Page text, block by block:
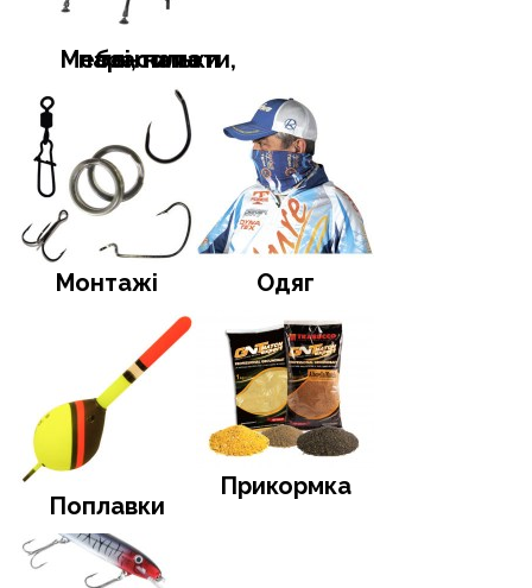
Меблі, намети, тенти та парасольки
Монтажі Одяг
Поплавки
Прикормка